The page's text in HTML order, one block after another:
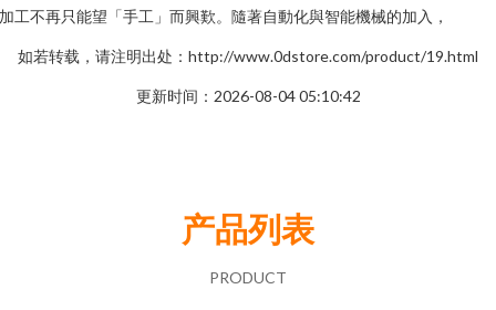
工不再只能望「手工」而興歎。隨著自動化與智能機械的加入，
如若转载，请注明出处：http://www.0dstore.com/product/19.html
更新时间：2026-08-04 05:10:42
产品列表
PRODUCT